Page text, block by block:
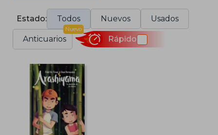
Estado: Todos Nuevos Usados
Anticuarios
Nuevo
Rápido